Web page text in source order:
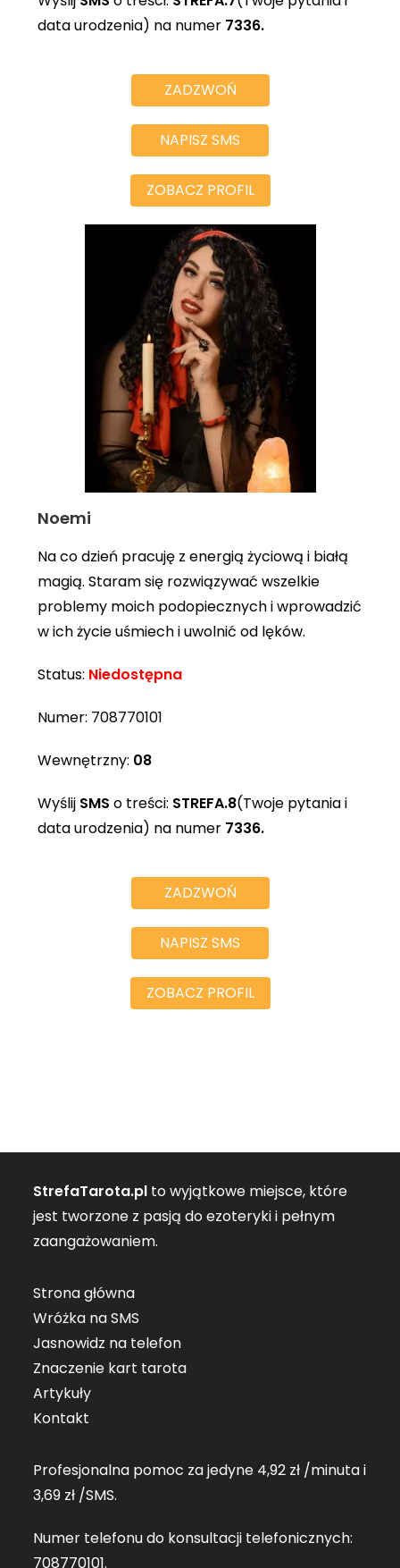
data urodzenia) na numer 7336.
ZADZWOŃ
NAPISZ SMS
ZOBACZ PROFIL
Noemi
Na co dzień pracuję z energią życiową i białą
magią. Staram się rozwiązywać wszelkie
problemy moich podopiecznych i wprowadzić
w ich życie uśmiech i uwolnić od lęków.
Status: Niedostępna
Numer: 708770101
Wewnętrzny: 08
Wyślij SMS o treści: STREFA.8(Twoje pytania i
data urodzenia) na numer 7336.
ZADZWOŃ
NAPISZ SMS
ZOBACZ PROFIL
StrefaTarota.pl to wyjątkowe miejsce, które
jest tworzone z pasją do ezoteryki i pełnym
zaangażowaniem.
Strona główna
Wróżka na SMS
Jasnowidz na telefon
Znaczenie kart tarota
Artykuły
Kontakt
Profesjonalna pomoc za jedyne 4,92 zł /minuta i
3,69 zł /SMS.
Numer telefonu do konsultacji telefonicznych:
708770101.